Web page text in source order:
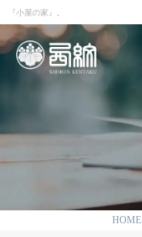
『小屋の家』。
HOME